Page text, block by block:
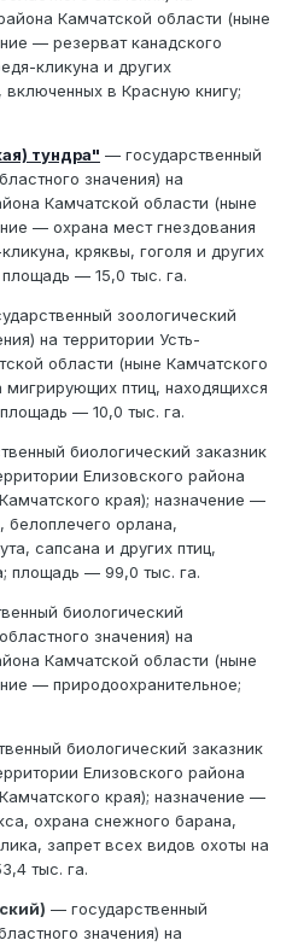
Камчатской области (ныне
— резерват канадского
кликуна и других
включенных в Красную книгу;
тундра" — государственный
значения) на
Камчатской области (ныне
— охрана мест гнездования
кряквы, гоголя и других
— 15,0 тыс. га.
зоологический
на территории Усть-
области (ныне Камчатского
птиц, находящихся
— 10,0 тыс. га.
биологический заказник
Елизовского района
края); назначение —
белоплечего орлана,
сапсана и других птиц,
площадь — 99,0 тыс. га.
биологический
значения) на
Камчатской области (ныне
— природоохранительное;
биологический заказник
Елизовского района
края); назначение —
охрана снежного барана,
запрет всех видов охоты на
тыс. га.
— государственный
значения) на